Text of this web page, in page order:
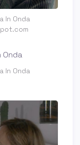
In Onda
In Onda